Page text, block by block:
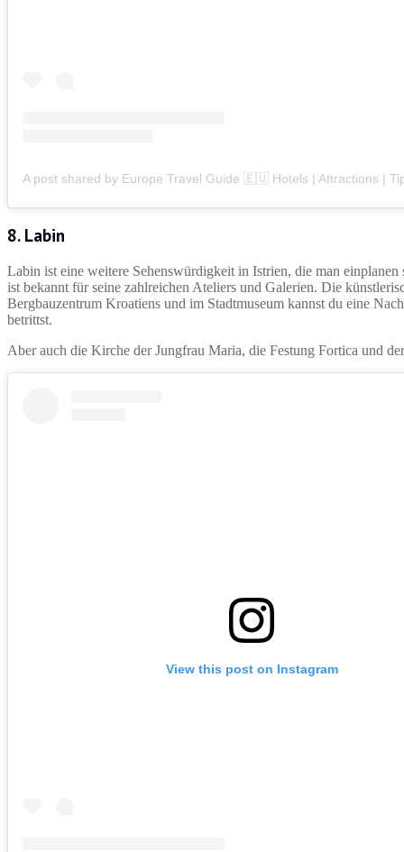
8. Labin
Labin ist eine weitere Sehenswürdigkeit in Istrien, die man
ist bekannt für seine zahlreichen Ateliers und Galerien. Die
Bergbauzentrum Kroatiens und im Stadtmuseum kannst du eine
betrittst.
Aber auch die Kirche der Jungfrau Maria, die Festung Fortica und
View this post on Instagram